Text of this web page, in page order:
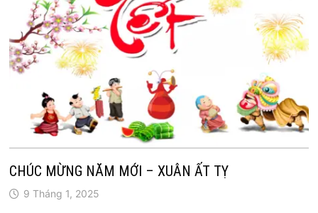
CHÚC MỪNG NĂM MỚI – XUÂN ẤT TỴ
9 Tháng 1, 2025